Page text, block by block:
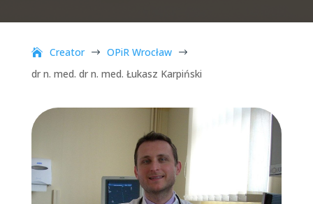
Creator $ OPiR Wrocław $
dr n. med. dr n. med. Łukasz Karpiński